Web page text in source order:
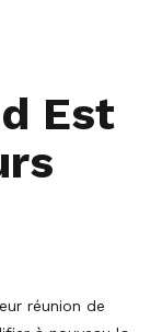
Est
réunion de